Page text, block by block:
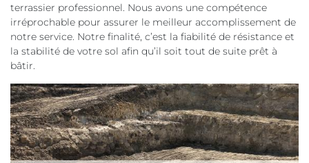
terrassier professionnel. Nous avons une compétence
irréprochable pour assurer le meilleur accomplissement de
notre service. Notre finalité, c’est la fiabilité de résistance et
la stabilité de votre sol afin qu’il soit tout de suite prêt à
bâtir.